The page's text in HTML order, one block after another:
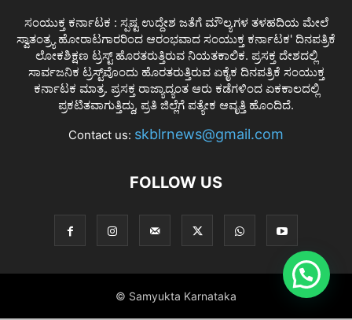
ಸಂಯುಕ್ತ ಕರ್ನಾಟಕ : ಸ್ಪಷ್ಟ ಉದ್ದೇಶ ಜತೆಗೆ ಮೌಲ್ಯಗಳ ತಳಹದಿಯ ಮೇಲೆ
ಸ್ವಾತಂತ್ರ್ಯ ಹೋರಾಟಗಾರರಿಂದ ಆರಂಭವಾದ ಸಂಯುಕ್ತ ಕರ್ನಾಟಕ' ದಿನಪತ್ರಿಕೆ
ಲೋಕಶಿಕ್ಷಣ ಟ್ರಸ್ಟ್ ಹೊರತರುತ್ತಿರುವ ನಿಯತಕಾಲಿಕ. ಪ್ರಸಕ್ತ ದೇಶದಲ್ಲಿ
ಸಾರ್ವಜನಿಕ ಟ್ರಸ್ಟ್‌ವೊಂದು ಹೊರತರುತ್ತಿರುವ ಏಕೈಕ ದಿನಪತ್ರಿಕೆ ಸಂಯುಕ್ತ
ಕರ್ನಾಟಕ ಮಾತ್ರ. ಪ್ರಸಕ್ತ ರಾಜ್ಯಾದ್ಯಂತ ಆರು ಕಡೆಗಳಿಂದ ಏಕಕಾಲದಲ್ಲಿ
ಪ್ರಕಟಿತವಾಗುತ್ತಿದ್ದು, ಪ್ರತಿ ಜಿಲ್ಲೆಗೆ ಪತ್ಯೇಕ ಆವೃತ್ತಿ ಹೊಂದಿದೆ.
Contact us: skblrnews@gmail.com
FOLLOW US
© Samyukta Karnataka